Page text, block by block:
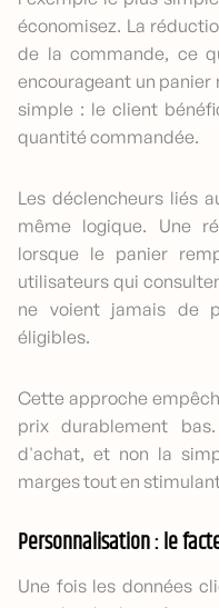
économisez. La
de la commande, ce
encourageant un panier
simple : le client
quantité commandée.
Les déclencheurs liés
même logique. Une
lorsque le panier
utilisateurs qui
ne voient jamais de
éligibles.
Cette approche
prix durablement
d'achat, et non la
marges tout en
Personnalisation : le
Une fois les données